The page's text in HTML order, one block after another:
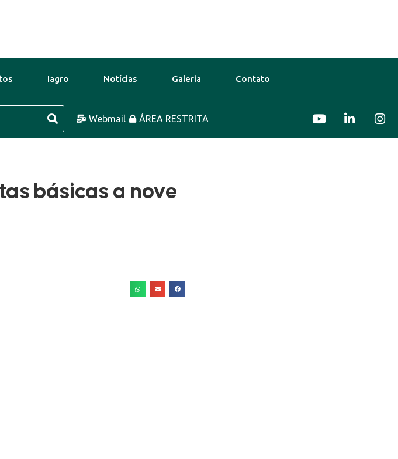
Iagro Notícias Galeria Contato
31°C 10 Ago 30°C 12 Ago
Webmail ÁREA RESTRITA
básicas a nove